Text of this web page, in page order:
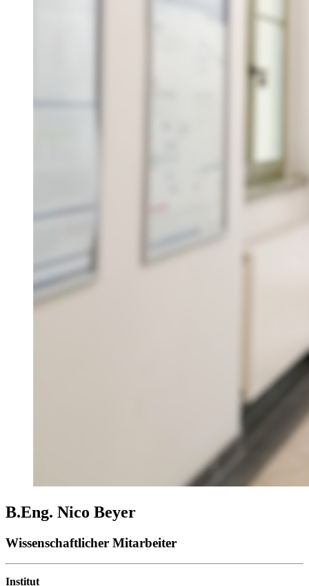
B.Eng. Nico Beyer
Wissenschaftlicher Mitarbeiter
Institut